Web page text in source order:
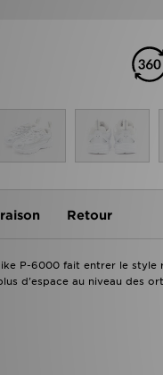
Retour
P-6000 fait entrer le
d'espace au niveau des